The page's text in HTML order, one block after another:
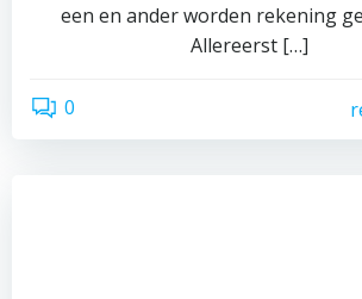
een en ander worden rekening
Allereerst […]
0